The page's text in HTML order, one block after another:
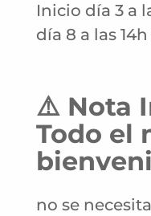
Inicio día 3 a
día 8 a las
⚠️ Nota
Todo el
no se